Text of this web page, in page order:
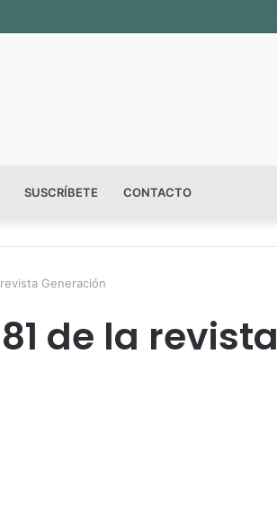
SUSCRÍBETE CONTACTO
Generación
de la revista